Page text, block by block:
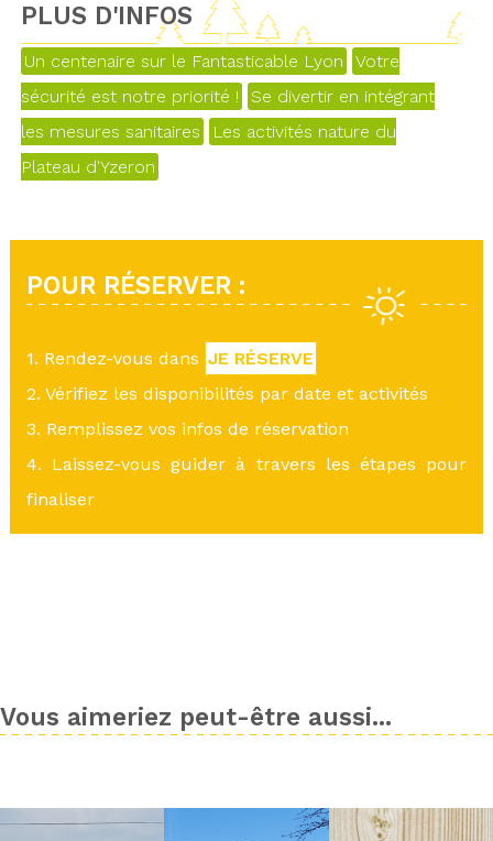
PLUS D'INFOS
Un centenaire sur le Fantasticable Lyon
Votre
sécurité est notre priorité !
Se divertir en intégrant
les mesures sanitaires
Les activités nature du
Plateau d'Yzeron
POUR RÉSERVER :
1. Rendez-vous dans JE RÉSERVE
2. Vérifiez les disponibilités par date et activités
3. Remplissez vos infos de réservation
4. Laissez-vous guider à travers les étapes pour
finaliser
Vous aimeriez peut-être aussi...